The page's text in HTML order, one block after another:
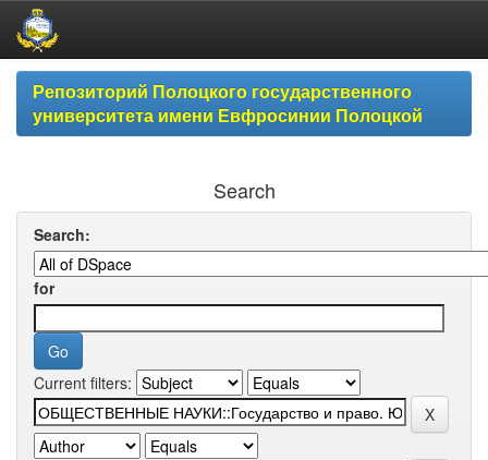
Skip
navigationРепозиторий Полоцкого государственного
университета имени Евфросинии Полоцкой
Search
Search:
for
Current filters: